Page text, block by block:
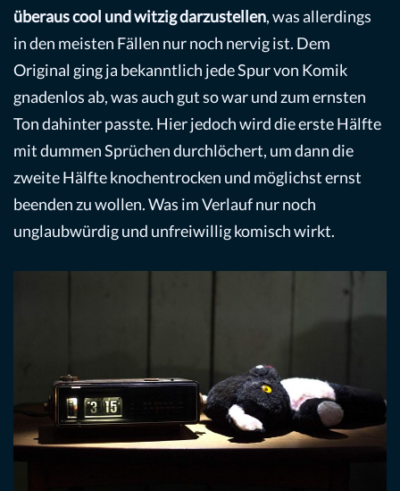
überaus cool und witzig darzustellen, was allerdings
in den meisten Fällen nur noch nervig ist. Dem
Original ging ja bekanntlich jede Spur von Komik
gnadenlos ab, was auch gut so war und zum ernsten
Ton dahinter passte. Hier jedoch wird die erste Hälfte
mit dummen Sprüchen durchlöchert, um dann die
zweite Hälfte knochentrocken und möglichst ernst
beenden zu wollen. Was im Verlauf nur noch
unglaubwürdig und unfreiwillig komisch wirkt.